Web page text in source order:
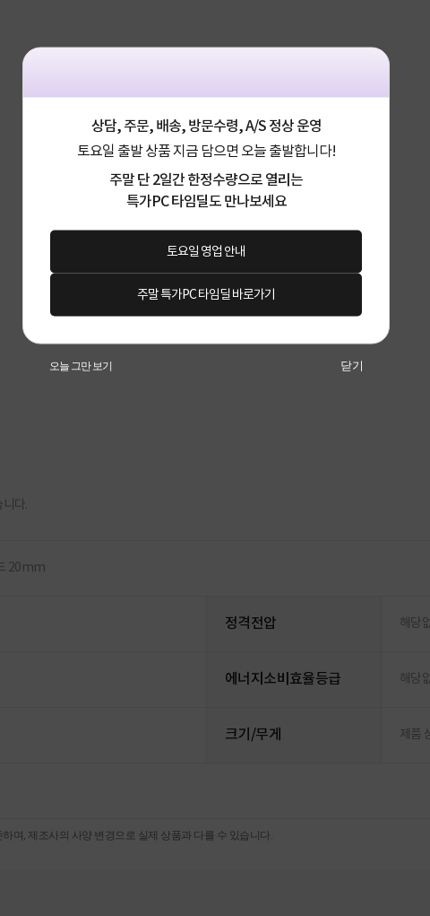
상담, 주문, 배송, 방문수령, A/S 정상 운영
토요일 출발 상품 지금 담으면 오늘 출발합니다!
주말 단 2일간 한정수량으로 열리는
특가PC 타임딜도 만나보세요
토요일 영업 안내
주말 특가PC 타임딜 바로가기
오늘 그만 보기 닫기